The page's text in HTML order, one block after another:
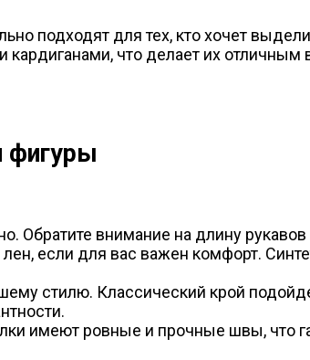
подходят для тех, кто хочет
кардиганами, что делает их
фигуры
Обратите внимание на длину
если для вас важен комфорт.
стилю. Классический крой
имеют ровные и прочные швы, что